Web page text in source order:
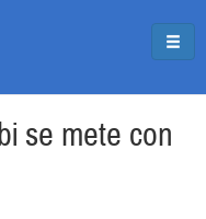
se mete con